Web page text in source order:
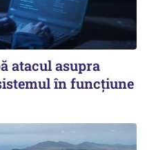
atacul asupra
în funcțiune